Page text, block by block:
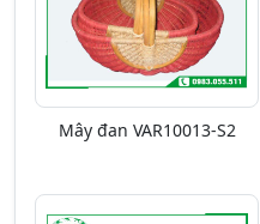
Mây đan VAR10013-S2